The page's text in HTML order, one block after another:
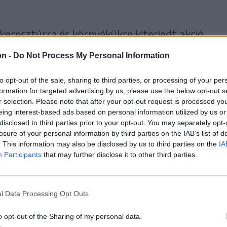
- Do Not Process My Personal Information
opt-out of the sale, sharing to third parties, or processing of your
for targeted advertising by us, please use the below opt-out
selection. Please note that after your opt-out request is processed
interest-based ads based on personal information utilized by us
to third parties prior to your opt-out. You may separately
of your personal information by third parties on the IAB’s list of
This information may also be disclosed by us to third parties on the
Participants that may further disclose it to other third parties.
Data Processing Opt Outs
opt-out of the Sharing of my personal data.
és környékükre kiterjedt akció
róttak ki, többek
kutyákra vonatkozó
de az
szabályok
is.